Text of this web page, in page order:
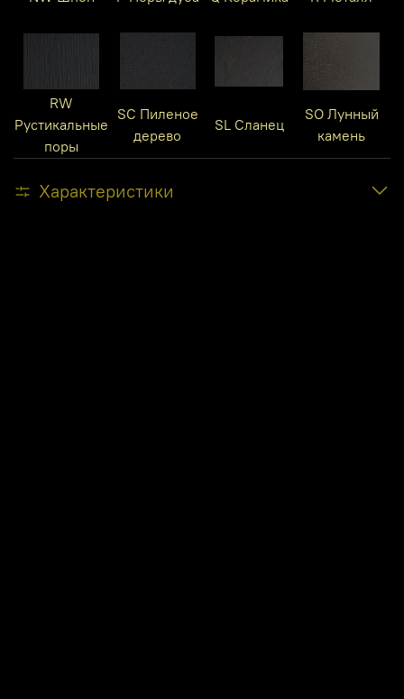
RW
Рустикальные
поры
SC Пиленое
дерево
SL Сланец
SO Лунный
камень
Характеристики